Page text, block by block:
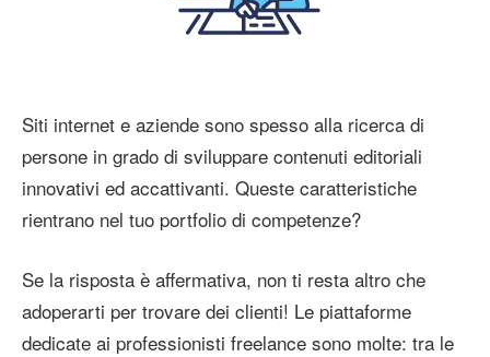
Siti internet e aziende sono spesso alla ricerca di
persone in grado di sviluppare contenuti editoriali
innovativi ed accattivanti. Queste caratteristiche
rientrano nel tuo portfolio di competenze?
Se la risposta è affermativa, non ti resta altro che
adoperarti per trovare dei clienti! Le piattaforme
dedicate ai professionisti freelance sono molte: tra le